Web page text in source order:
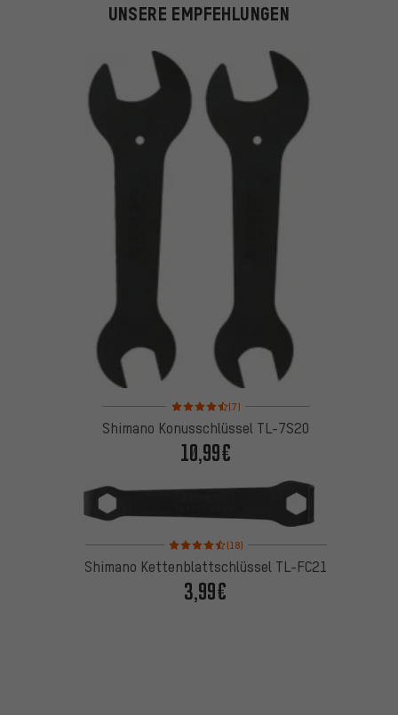
UNSERE EMPFEHLUNGEN
Bewertungen: 4,5 von 5 basierend auf 7
(7)
Shimano Konusschlüssel TL-7S20
10,99€
Bewertungen: 4,5 von 5 basierend auf 18
(18)
Shimano Kettenblattschlüssel TL-FC21
3,99€